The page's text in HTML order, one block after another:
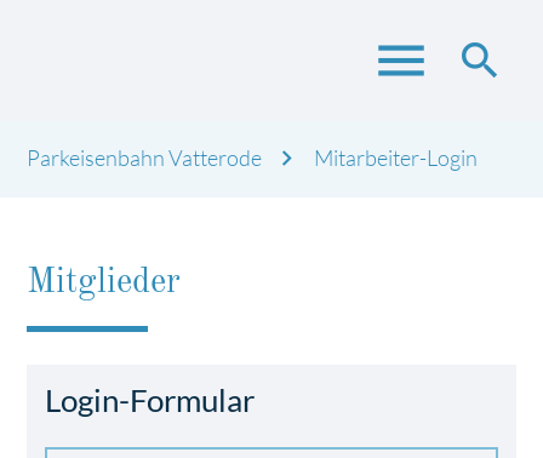
menu search
Parkeisenbahn Vatterode Mitarbeiter-Login
Mitglieder
Login-Formular